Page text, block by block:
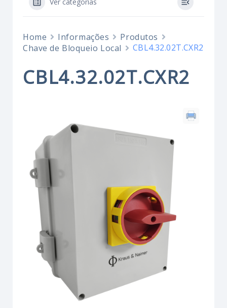
Home Informações
Produtos
Chave de Bloqueio Local
CBL4.32.02T.CXR2
CBL4.32.02T.CXR2